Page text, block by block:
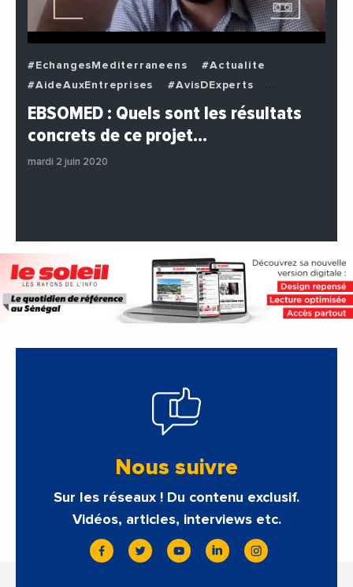
#EchangesMediterraneens
#Actualite
#AideAuxEntreprises
#AvisDExperts
#BuzzNews
#Decideurs
#Entreprises
#Institutions
EBSOMED : Quels sont les résultats
concrets de ce projet…
mardi 2 juin 2020
Nous suivre
Sur les réseaux ! Du contenu exclusif.
Vidéos, articles, interviews etc.